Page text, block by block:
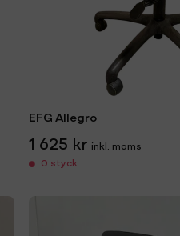
EFG Allegro
1 625 kr
0 styck